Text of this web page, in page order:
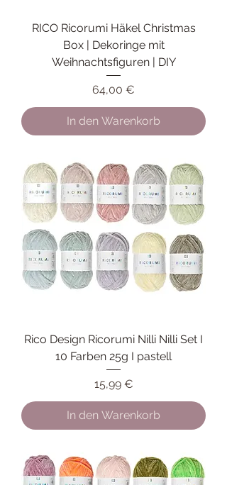
RICO Ricorumi Häkel Christmas
Box | Dekoringe mit
Weihnachtsfiguren | DIY
Preis
64,00 €
In den Warenkorb
Rico Design Ricorumi Nilli Nilli Set I
10 Farben 25g I pastell
Preis
15,99 €
In den Warenkorb